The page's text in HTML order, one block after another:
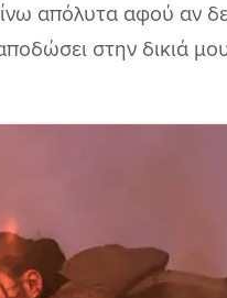
απόλυτα αφού αν
στην δικιά